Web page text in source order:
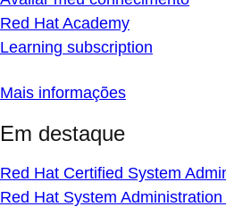
Red Hat Academy
Learning subscription
Mais informações
Em destaque
Red Hat Certified System
Red Hat System Administration